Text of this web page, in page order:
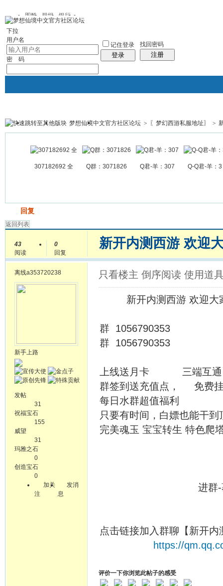
图酷 群组 银行
下拉
用户名
密 码
记住登录
登录
找回密码
注册
银行 群组聚合 我的空间
帖子
梦想仙境中文官方社区论坛 > 〖梦幻西游私服地址〗 >
307182692 全 Q群：3071826 Q君-羊：307 Q-Q君-羊：3
回复
返回列表
43
阅读
0
回复
新开内测西游 欢迎
离线a353720238
新手上路
发帖
31
祝福宝石
155
威望
31
玛雅之石
0
创造宝石
0
加关
注
发消
息
只看楼主 倒序阅读 使用道
新开内测西游 欢迎大
群 1056790353
群 1056790353
上线送月卡 三端互通
群签到送充值点， 免费
每日水群超值福利
只要有时间，白嫖也能干到
完美魂玉 宝宝转生 特色爬
进群-蓦然回
点击链接加入群聊【新开内
https://
评价一下你浏览此帖子的感受